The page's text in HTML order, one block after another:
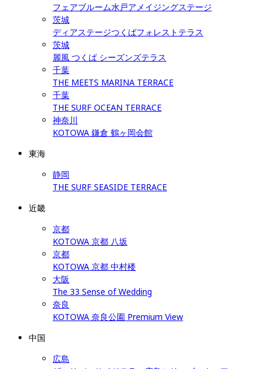
フェアブルーム水戸アメイジングステージ
茨城
ディアステージつくばフォレストテラス
茨城
麗風 つくば シーズンズテラス
千葉
THE MEETS MARINA TERRACE
千葉
THE SURF OCEAN TERRACE
神奈川
KOTOWA 鎌倉 鶴ヶ岡会館
東海
静岡
THE SURF SEASIDE TERRACE
近畿
京都
KOTOWA 京都 八坂
京都
KOTOWA 京都 中村楼
大阪
The 33 Sense of Wedding
奈良
KOTOWA 奈良公園 Premium View
中国
広島